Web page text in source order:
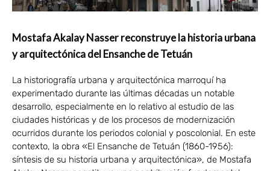
Mostafa Akalay Nasser reconstruye la historia urbana
y arquitectónica del Ensanche de Tetuán
La historiografía urbana y arquitectónica marroquí ha
experimentado durante las últimas décadas un notable
desarrollo, especialmente en lo relativo al estudio de las
ciudades históricas y de los procesos de modernización
ocurridos durante los periodos colonial y poscolonial. En este
contexto, la obra «El Ensanche de Tetuán (1860-1956):
síntesis de su historia urbana y arquitectónica», de Mostafa